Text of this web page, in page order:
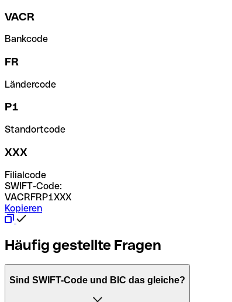
VACR
Bankcode
FR
Ländercode
P1
Standortcode
XXX
Filialcode
SWIFT-Code:
VACRFRP1XXX
Kopieren
Häufig gestellte Fragen
Sind SWIFT-Code und BIC das gleiche?